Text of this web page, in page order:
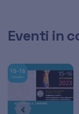
Eventi in